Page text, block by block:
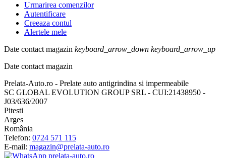
Urmarirea comenzilor
Autentificare
Creeaza contul
Alertele mele
Date contact magazin keyboard_arrow_down keyboard_arrow_up
Date contact magazin
Prelata-Auto.ro - Prelate auto antigrindina si impermeabile
SC GLOBAL EVOLUTION GROUP SRL - CUI:21438950 -
J03/636/2007
Pitesti
Arges
România
Telefon: 0724 571 115
E-mail: magazin@prelata-auto.ro